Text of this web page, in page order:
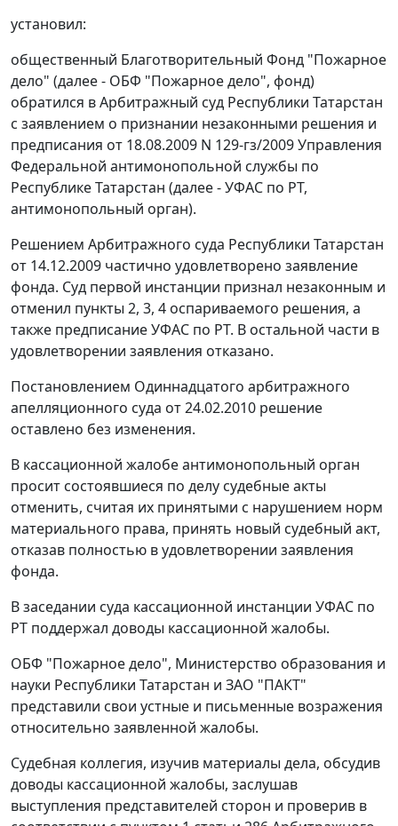
установил:
общественный Благотворительный Фонд "Пожарное
дело" (далее - ОБФ "Пожарное дело", фонд)
обратился в Арбитражный суд Республики Татарстан
с заявлением о признании незаконными решения и
предписания от 18.08.2009 N 129-гз/2009 Управления
Федеральной антимонопольной службы по
Республике Татарстан (далее - УФАС по РТ,
антимонопольный орган).
Решением Арбитражного суда Республики Татарстан
от 14.12.2009 частично удовлетворено заявление
фонда. Суд первой инстанции признал незаконным и
отменил пункты 2, 3, 4 оспариваемого решения, а
также предписание УФАС по РТ. В остальной части в
удовлетворении заявления отказано.
Постановлением Одиннадцатого арбитражного
апелляционного суда от 24.02.2010 решение
оставлено без изменения.
В кассационной жалобе антимонопольный орган
просит состоявшиеся по делу судебные акты
отменить, считая их принятыми с нарушением норм
материального права, принять новый судебный акт,
отказав полностью в удовлетворении заявления
фонда.
В заседании суда кассационной инстанции УФАС по
РТ поддержал доводы кассационной жалобы.
ОБФ "Пожарное дело", Министерство образования и
науки Республики Татарстан и ЗАО "ПАКТ"
представили свои устные и письменные возражения
относительно заявленной жалобы.
Судебная коллегия, изучив материалы дела, обсудив
доводы кассационной жалобы, заслушав
выступления представителей сторон и проверив в